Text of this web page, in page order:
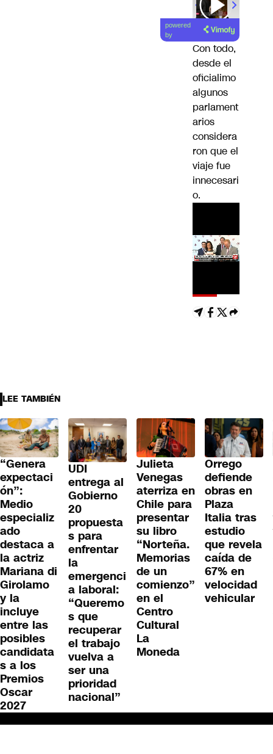
powered
by
Con todo,
desde el
oficialimo
algunos
parlament
arios
considera
ron que el
viaje fue
innecesari
o.
LEE TAMBIÉN
“Genera
expectaci
ón”:
Medio
especializ
ado
destaca a
la actriz
Mariana di
Girolamo
y la
incluye
entre las
posibles
candidata
s a los
Premios
Oscar
2027
UDI
entrega al
Gobierno
20
propuesta
s para
enfrentar
la
emergenci
a laboral:
“Queremo
s que
recuperar
el trabajo
vuelva a
ser una
prioridad
nacional”
Julieta
Venegas
aterriza en
Chile para
presentar
su libro
“Norteña.
Memorias
de un
comienzo”
en el
Centro
Cultural
La
Moneda
Orrego
defiende
obras en
Plaza
Italia tras
estudio
que revela
caída de
67% en
velocidad
vehicular